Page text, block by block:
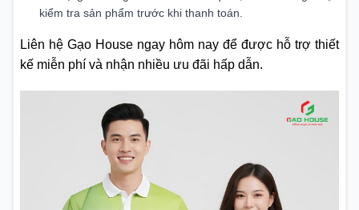
kiểm tra sản phẩm trước khi thanh toán.
Liên hệ Gạo House ngay hôm nay để được hỗ trợ thiết
kế miễn phí và nhận nhiều ưu đãi hấp dẫn.